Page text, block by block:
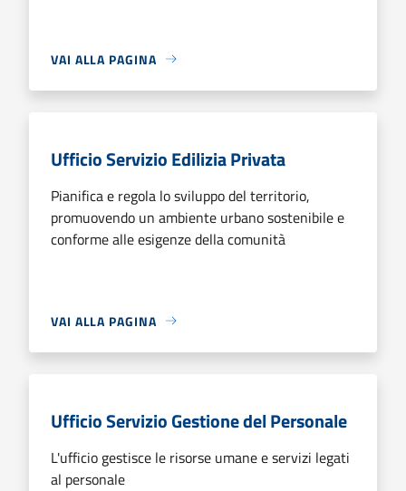
VAI ALLA PAGINA
Ufficio Servizio Edilizia Privata
Pianifica e regola lo sviluppo del territorio,
promuovendo un ambiente urbano sostenibile e
conforme alle esigenze della comunità
VAI ALLA PAGINA
Ufficio Servizio Gestione del Personale
L'ufficio gestisce le risorse umane e servizi legati
al personale